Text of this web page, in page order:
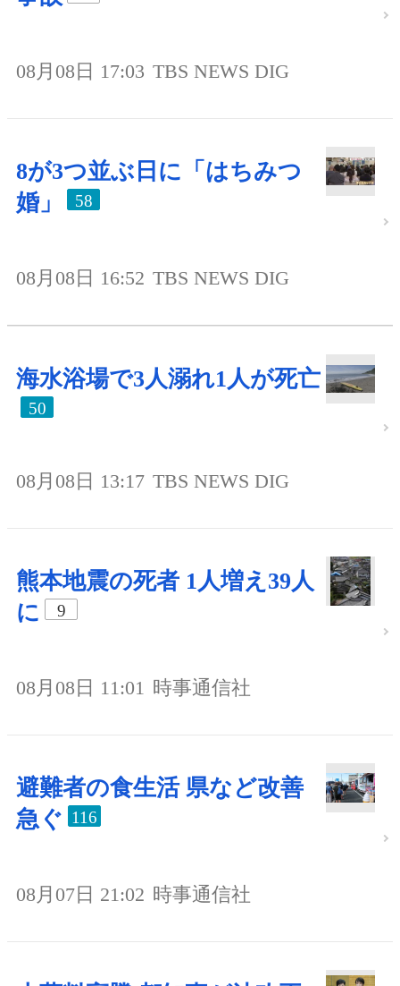
08月08日 17:03 TBS NEWS DIG
8が3つ並ぶ日に「はちみつ
婚」
58
08月08日 16:52 TBS NEWS DIG
海水浴場で3人溺れ1人が死亡
50
08月08日 13:17 TBS NEWS DIG
熊本地震の死者 1人増え39人
に
9
08月08日 11:01 時事通信社
避難者の食生活 県など改善
急ぐ 116
08月07日 21:02 時事通信社